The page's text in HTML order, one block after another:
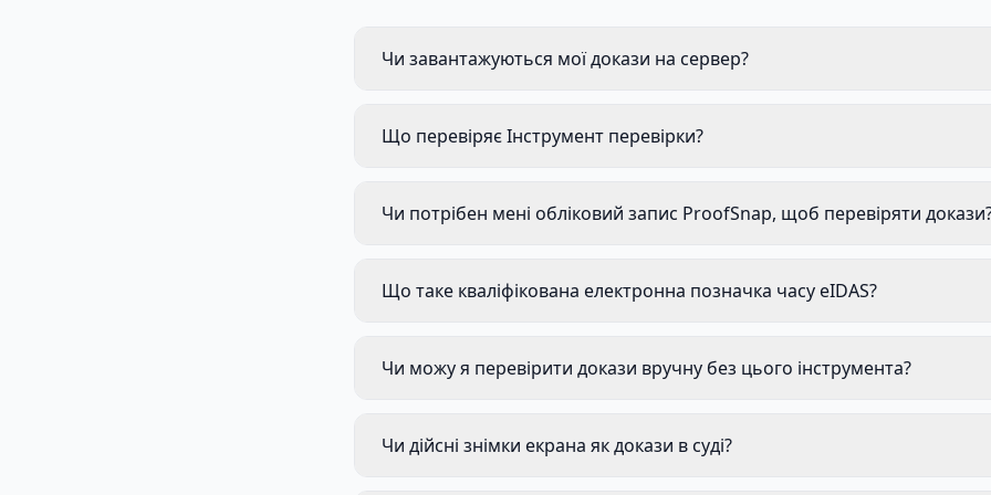
Чи завантажуються мої докази на сервер?
Що перевіряє Інструмент перевірки?
Чи потрібен мені обліковий запис ProofSnap, щоб перевіряти
Що таке кваліфікована електронна позначка часу eIDAS?
Чи можу я перевірити докази вручну без цього інструмента?
Чи дійсні знімки екрана як докази в суді?